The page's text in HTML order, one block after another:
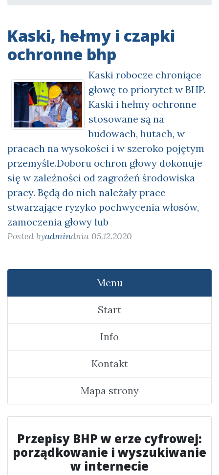
Kaski, hełmy i czapki
ochronne bhp
Kaski robocze chroniące
głowę to priorytet w BHP.
Kaski i hełmy ochronne
stosowane są na
budowach, hutach, w
pracach na wysokości i w szeroko pojętym
przemyśle.Doboru ochron głowy dokonuje
się w zależności od zagrożeń środowiska
pracy. Będą do nich należały prace
stwarzające ryzyko pochwycenia włosów,
zamoczenia głowy lub
Posted byadmindnia 05.12.2020
Menu
Start
Info
Kontakt
Mapa strony
Przepisy BHP w erze cyfrowej:
porządkowanie i wyszukiwanie
w internecie